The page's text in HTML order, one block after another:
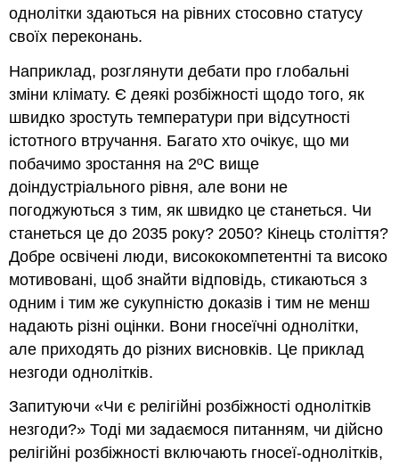
однолітки здаються на рівних стосовно статусу
своїх переконань.
Наприклад, розглянути дебати про глобальні
зміни клімату. Є деякі розбіжності щодо того, як
швидко зростуть температури при відсутності
істотного втручання. Багато хто очікує, що ми
побачимо зростання на 2ºC вище
доіндустріального рівня, але вони не
погоджуються з тим, як швидко це станеться. Чи
станеться це до 2035 року? 2050? Кінець століття?
Добре освічені люди, висококомпетентні та високо
мотивовані, щоб знайти відповідь, стикаються з
одним і тим же сукупністю доказів і тим не менш
надають різні оцінки. Вони гносеїчні однолітки,
але приходять до різних висновків. Це приклад
незгоди однолітків.
Запитуючи «Чи є релігійні розбіжності однолітків
незгоди?» Тоді ми задаємося питанням, чи дійсно
релігійні розбіжності включають гносеї-однолітків,